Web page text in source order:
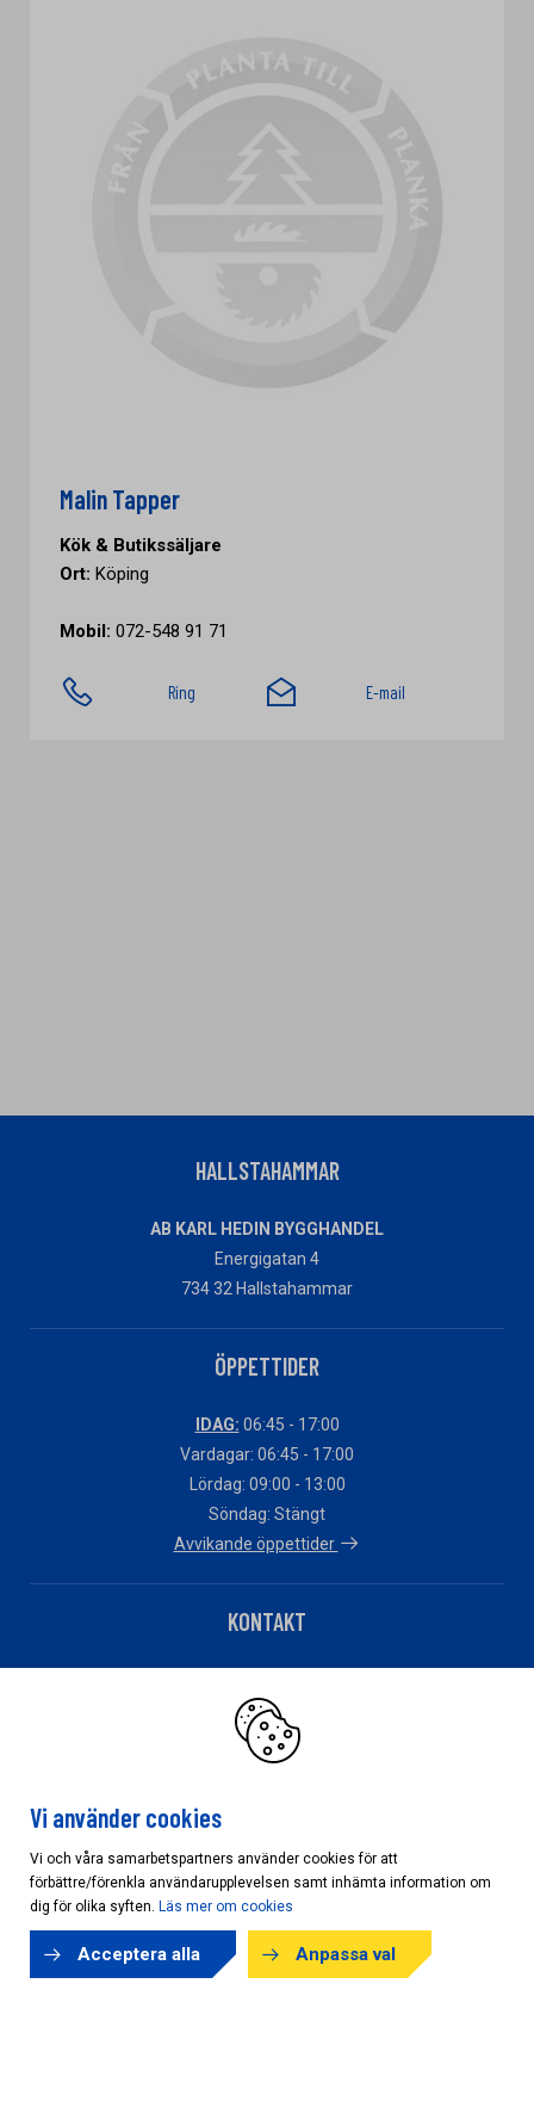
Malin Tapper
Kök & Butikssäljare
Ort: Köping
Mobil: 072-548 91 71
Ring E-mail
HALLSTAHAMMAR
AB KARL HEDIN BYGGHANDEL
Energigatan 4
734 32 Hallstahammar
ÖPPETTIDER
IDAG: 06:45 - 17:00
Vardagar: 06:45 - 17:00
Lördag: 09:00 - 13:00
Söndag: Stängt
Avvikande öppettider
KONTAKT
Har du fakturafrågor?
Klicka här
Cookieinställningar
Vi använder cookies
Vi och våra samarbetspartners använder cookies för att
förbättre/förenkla användarupplevelsen samt inhämta information om
dig för olika syften. Läs mer om cookies
Acceptera alla Anpassa val